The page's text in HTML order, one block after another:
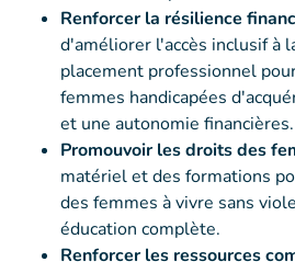
Renforcer la résilience
d'améliorer l'accès inclusif à
placement professionnel
femmes handicapées
et une autonomie financières.
Promouvoir les droits des
matériel et des formations
des femmes à vivre sans
éducation complète.
Renforcer les ressources